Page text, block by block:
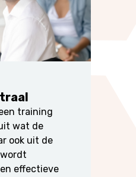
training
wat de
ook uit de
effectieve